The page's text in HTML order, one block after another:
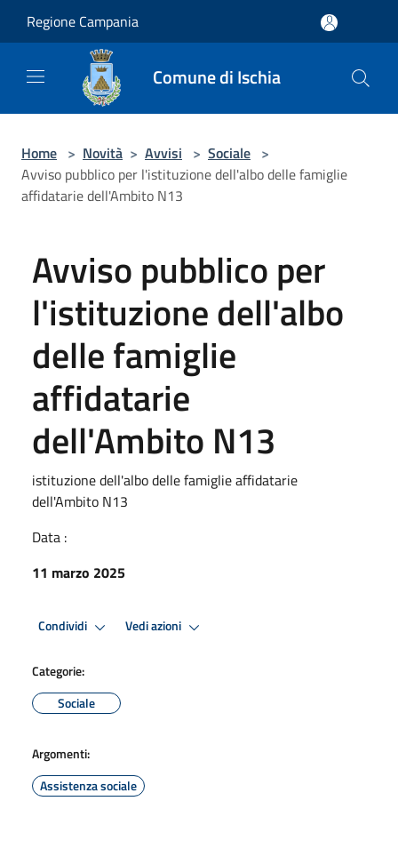
Regione Campania
Comune di Ischia
Home > Novità > Avvisi > Sociale >
Avviso pubblico per l'istituzione dell'albo delle famiglie
affidatarie dell'Ambito N13
Avviso pubblico per
l'istituzione dell'albo
delle famiglie
affidatarie
dell'Ambito N13
istituzione dell'albo delle famiglie affidatarie
dell'Ambito N13
Data :
11 marzo 2025
Condividi Vedi azioni
Categorie:
Sociale
Argomenti:
Assistenza sociale